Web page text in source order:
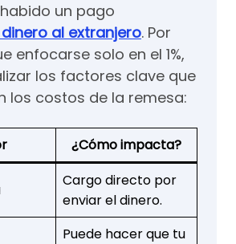
un pago
al extranjero. Por
enfocarse solo en el 1%,
los factores clave que
los costos de la remesa:
¿Cómo impacta?
Cargo directo por
enviar el dinero.
Puede hacer que tu